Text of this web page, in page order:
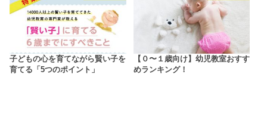
子どもの心を育てながら賢い子を
育てる「5つのポイント」
【０〜１歳向け】幼児教室おすす
めランキング！